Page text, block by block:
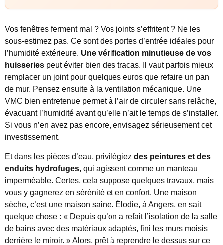
Vos fenêtres ferment mal ? Vos joints s’effritent ? Ne les
sous-estimez pas. Ce sont des portes d’entrée idéales pour
l’humidité extérieure. Une vérification minutieuse de vos
huisseries peut éviter bien des tracas. Il vaut parfois mieux
remplacer un joint pour quelques euros que refaire un pan
de mur. Pensez ensuite à la ventilation mécanique. Une
VMC bien entretenue permet à l’air de circuler sans relâche,
évacuant l’humidité avant qu’elle n’ait le temps de s’installer.
Si vous n’en avez pas encore, envisagez sérieusement cet
investissement.
Et dans les pièces d’eau, privilégiez des peintures et des
enduits hydrofuges, qui agissent comme un manteau
imperméable. Certes, cela suppose quelques travaux, mais
vous y gagnerez en sérénité et en confort. Une maison
sèche, c’est une maison saine. Élodie, à Angers, en sait
quelque chose : « Depuis qu’on a refait l’isolation de la salle
de bains avec des matériaux adaptés, fini les murs moisis
derrière le miroir. » Alors, prêt à reprendre le dessus sur ce